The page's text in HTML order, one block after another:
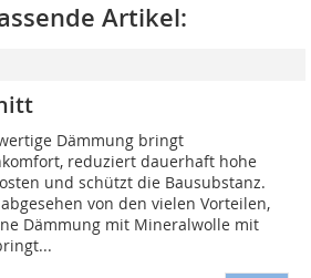
Artikel:
Dämmung bringt
reduziert dauerhaft hohe
und schützt die Bausubstanz.
von den vielen Vorteilen,
Dämmung mit Mineralwolle mit